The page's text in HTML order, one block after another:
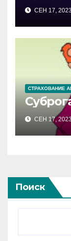
СЕН 17, 2023
СТРАХОВАНИЕ
СЕН 17,
Поиск